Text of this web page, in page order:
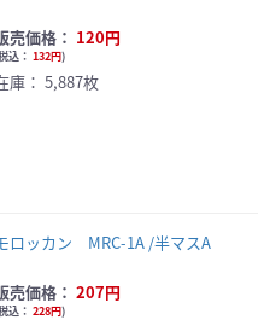
売価格： 120円
込： 132円)
庫： 5,887枚
ロッカン MRC-1A /半マスA
売価格： 207円
込： 228円)